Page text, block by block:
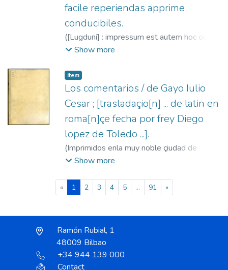
facile reperiendas apprime
conducibiles.
([Lugduni] : impressum est autem hoc opus
Lugduni p[er] M Iohanne[m] trechsel
Ockham, ca. 1285-ca. 1349
fl. 1488-1498
Show more
Item
Los comentarios / de Gayo Iulio
Cesar ; [trasladaçio[n] ... de latin en
roma[n]çe fecha por frey Diego
lopez de Toledo ...].
(Imprimidos enla muy noble çiudad de
Toledo : a costa del muy ho[n]rrado
Pedro hagembach aleman,
1498-07-14
César, Cayo Julio;López de Toledo, Diego
Show more
« 1(current)
2 3 4 5 ... 91 »
Ramón Rubial, 1
48009 Bilbao
+34 944 139 000
Contact